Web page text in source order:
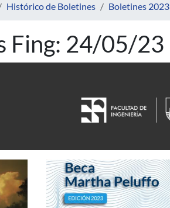
Histórico de Boletines Boletines 2023
Fing: 24/05/23